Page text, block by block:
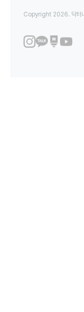
Copyright 2026. 닥터